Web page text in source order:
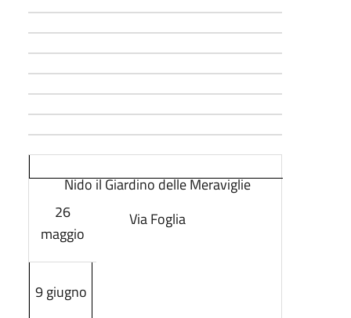
Nido il Giardino delle Meraviglie
Via Foglia
26
maggio
9 giugno